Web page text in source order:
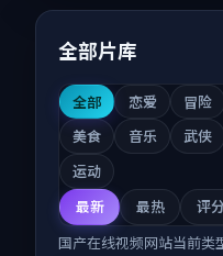
全部片库
全部 恋爱 冒险
美食
音乐 武侠
运动
最新
最热
评
国产在线视频网站当前类